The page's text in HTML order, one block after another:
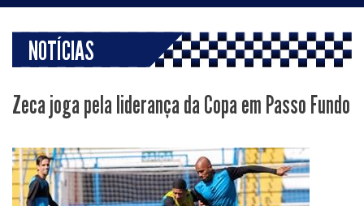
NOTÍCIAS
Zeca joga pela liderança da Copa em Passo Fundo